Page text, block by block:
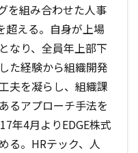
を組み合わせた人事
超える。自身が上場
なり、全員年上部下
た経験から組織開発
夫を凝らし、組織課
るアプローチ手法を
年4月よりEDGE株式
る。HRテック、人